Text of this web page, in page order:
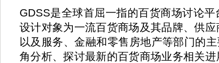
GDSS是全球首屈一指的百货商场讨论
设计对象为一流百货商场及其品牌、供
以及服务、金融和零售房地产等部门的
角分析、探讨最新的百货商场业务相关